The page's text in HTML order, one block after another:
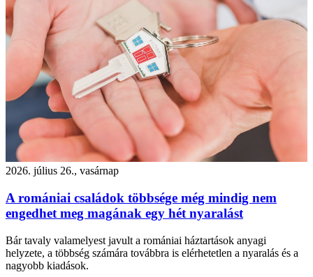
2026. július 26., vasárnap
A romániai családok többsége még mindig nem
engedhet meg magának egy hét nyaralást
Bár tavaly valamelyest javult a romániai háztartások anyagi
helyzete, a többség számára továbbra is elérhetetlen a nyaralás és a
nagyobb kiadások.